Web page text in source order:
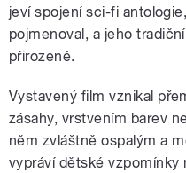
jeví spojení sci-fi
pojmenoval, a jeho
přirozeně.
Vystavený film vznikal
zásahy, vrstvením barev
něm zvláštně ospalým a
vypráví dětské vzpomínky